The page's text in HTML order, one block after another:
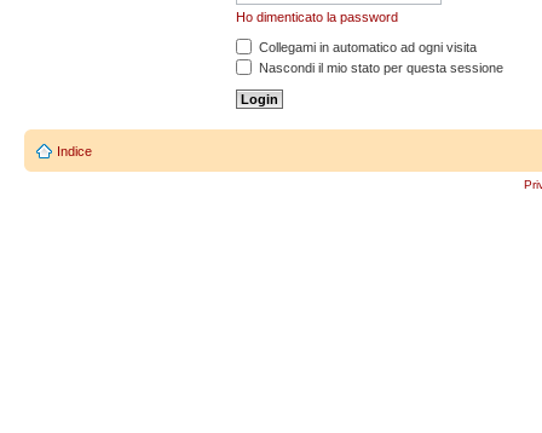
Ho dimenticato la password
Collegami in automatico ad ogni visita
Nascondi il mio stato per questa sessione
Indice